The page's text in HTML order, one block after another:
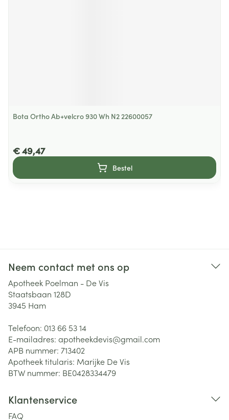
Bota Ortho Ab+velcro 930 Wh N2 22600057
€ 49,47
Bestel
Neem contact met ons op
Apotheek Poelman - De Vis
Staatsbaan 128D
3945 Ham
Telefoon: 013 66 53 14
E-mailadres: apotheekdevis@gmail.com
APB nummer: 713402
Apotheek titularis: Marijke De Vis
BTW nummer: BE0428334479
Klantenservice
FAQ